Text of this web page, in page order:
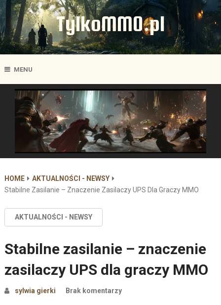
TylkoMMO.pl
MENU
HOME
AKTUALNOŚCI - NEWSY
Stabilne Zasilanie – Znaczenie Zasilaczy UPS Dla Graczy MMO
AKTUALNOŚCI - NEWSY
Stabilne zasilanie – znaczenie
zasilaczy UPS dla graczy MMO
sylwia gierki Brak komentarzy